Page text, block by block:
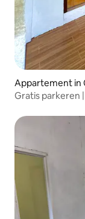
Appartement in
Gratis parkeren